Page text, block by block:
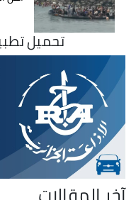
تحميل تطبيق